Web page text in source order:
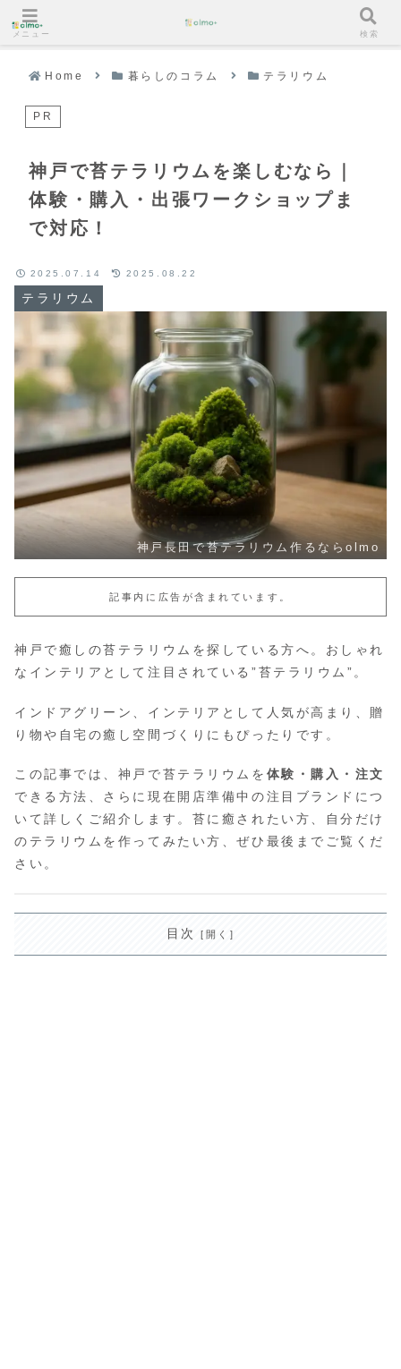
Home 暮らしのコラム テラリウム
PR
神戸で苔テラリウムを楽しむなら｜
体験・購入・出張ワークショップま
で対応！
テラリウム
神戸長田で苔テラリウム作るならolmo
2025.07.14 2025.08.22
記事内に広告が含まれています。
神戸で癒しの苔テラリウムを探している方へ。おしゃれ
なインテリアとして注目されている”苔テラリウム”。
インドアグリーン、インテリアとして人気が高まり、贈
り物や自宅の癒し空間づくりにもぴったりです。
この記事では、神戸で苔テラリウムを 体験・購入・注文
できる方法、さらに現在開店準備中の注目ブランドにつ
いて詳しくご紹介します。苔に癒されたい方、自分だけ
のテラリウムを作ってみたい方、ぜひ最後までご覧くだ
さい。
目次
メニュー 検索